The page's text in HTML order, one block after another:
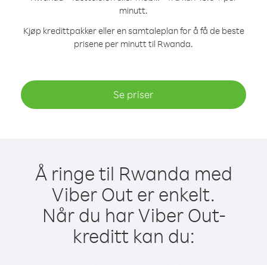
minutt.
Kjøp kredittpakker eller en samtaleplan for å få de beste
prisene per minutt til Rwanda.
Se priser
Å ringe til Rwanda med
Viber Out er enkelt.
Når du har Viber Out-
kreditt kan du: